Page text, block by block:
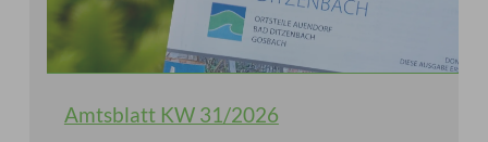
Amtsblatt KW 31/2026